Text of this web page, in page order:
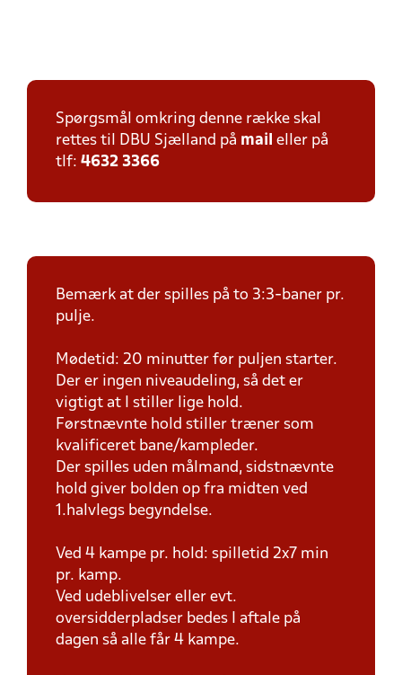
Spørgsmål omkring denne række skal
rettes til DBU Sjælland på mail eller på
tlf: 4632 3366
Bemærk at der spilles på to 3:3-baner pr.
pulje.
Mødetid: 20 minutter før puljen starter.
Der er ingen niveaudeling, så det er
vigtigt at I stiller lige hold.
Førstnævnte hold stiller træner som
kvalificeret bane/kampleder.
Der spilles uden målmand, sidstnævnte
hold giver bolden op fra midten ved
1.halvlegs begyndelse.
Ved 4 kampe pr. hold: spilletid 2x7 min
pr. kamp.
Ved udeblivelser eller evt.
oversidderpladser bedes I aftale på
dagen så alle får 4 kampe.